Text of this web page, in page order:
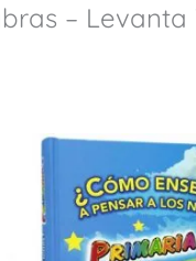
– Levanta